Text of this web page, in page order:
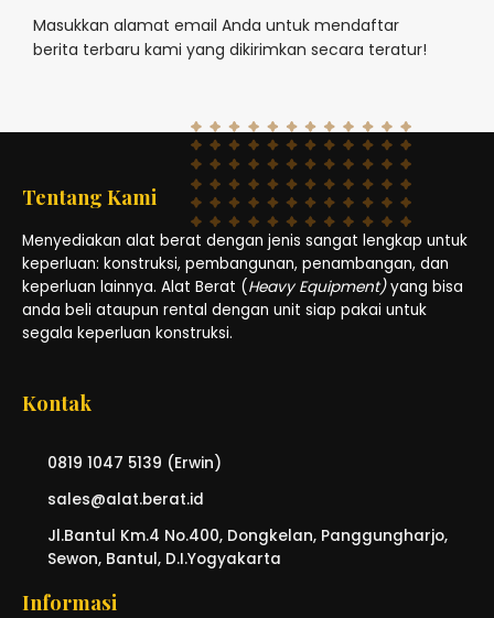
Masukkan alamat email Anda untuk mendaftar
berita terbaru kami yang dikirimkan secara teratur!
Tentang Kami
Menyediakan alat berat dengan jenis sangat lengkap untuk
keperluan: konstruksi, pembangunan, penambangan, dan
keperluan lainnya. Alat Berat (Heavy Equipment)yang bisa
anda beli ataupun rental dengan unit siap pakai untuk
segala keperluan konstruksi.
Kontak
0819 1047 5139 (Erwin)
sales@alat.berat.id
Jl.Bantul Km.4 No.400, Dongkelan, Panggungharjo,
Sewon, Bantul, D.I.Yogyakarta
Informasi